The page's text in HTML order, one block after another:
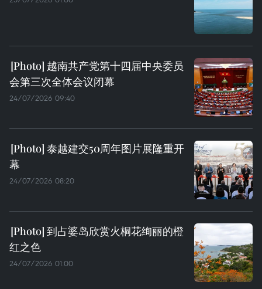
越南共产党第十四届中央委员
会第三次全体会议闭幕
24/07/2026 09:40
泰越建交50周年图片展隆重开
幕
24/07/2026 08:20
到占婆岛欣赏火桐花绚丽的橙
红之色
24/07/2026 01:00